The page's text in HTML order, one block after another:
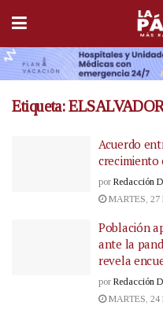
Etiqueta:
Acuerdo
crecimiento
por Redacción
MARTES, 27
Población
ante la
revela
por Redacción
MARTES, 24